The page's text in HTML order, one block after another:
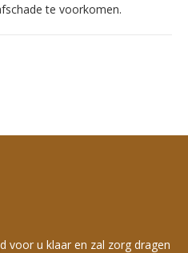
te voorkomen.
voor u klaar en zal zorg dragen
LANGUAGE